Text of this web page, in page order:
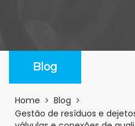
Blog
Home
Blog
Gestão de resíduos e